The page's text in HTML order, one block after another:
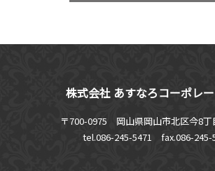
株式会社 あすなろコーポレ
〒700-0975 岡山県岡山市北区今8丁
tel.086-245-5471
fax.086-245-